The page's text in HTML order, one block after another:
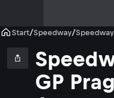
Start/Speedway/
GP